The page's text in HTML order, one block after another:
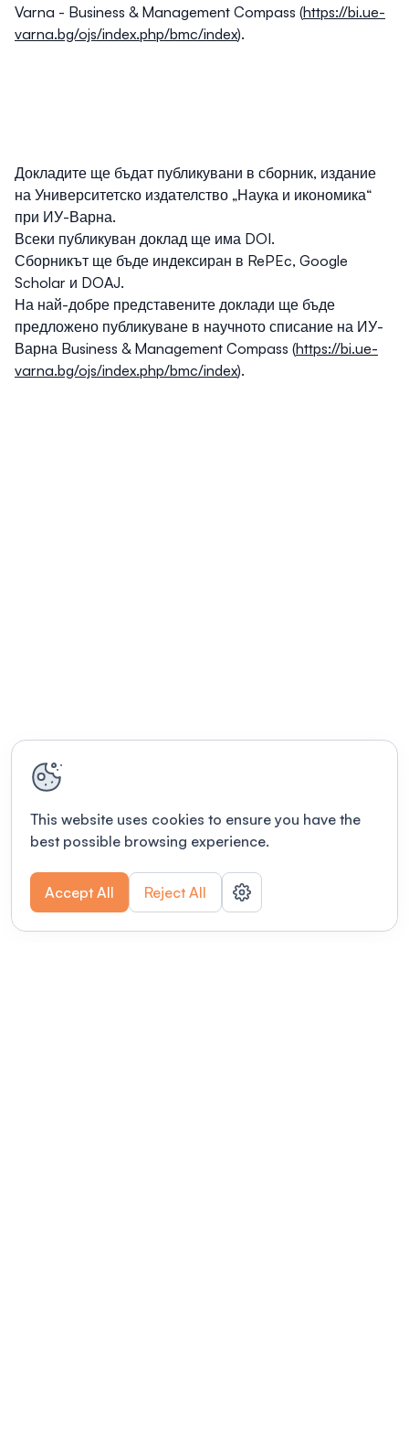
Varna - Business & Management Compass (https://bi.ue-
varna.bg/ojs/index.php/bmc/index).
Докладите ще бъдат публикувани в сборник, издание
на Университетско издателство „Наука и икономика“
при ИУ-Варна.
Всеки публикуван доклад ще има DOI.
Сборникът ще бъде индексиран в RePEc, Google
Scholar и DOAJ.
На най-добре представените доклади ще бъде
предложено публикуване в научното списание на ИУ-
Варна Business & Management Compass (https://bi.ue-
varna.bg/ojs/index.php/bmc/index).
This website uses cookies to ensure you have the
best possible browsing experience.
Accept All Reject All